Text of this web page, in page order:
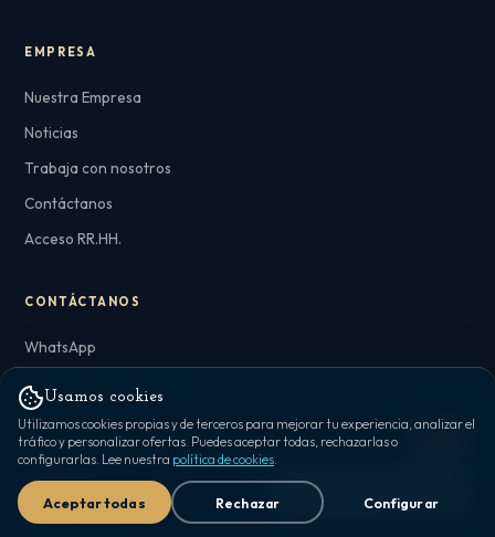
EMPRESA
Nuestra Empresa
Noticias
Trabaja con nosotros
Contáctanos
Acceso RR.HH.
CONTÁCTANOS
WhatsApp
reservas@rosaagustina.cl
Objetos perdidos
RESERVAS
Cotizar online
¿Dudas? ¡Escríbeme! 👋
Usamos cookies
Utilizamos cookies propias y de terceros para mejorar tu experiencia, analizar el
tráfico y personalizar ofertas. Puedes aceptar todas, rechazarlas o
configurarlas. Lee nuestra política de cookies.
Aceptar todas Rechazar Configurar